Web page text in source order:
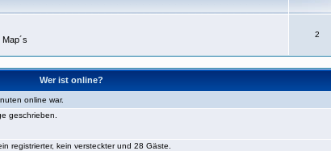
2
Wer ist online?
online war.
geschrieben.
registrierter, kein versteckter und 28 Gäste.